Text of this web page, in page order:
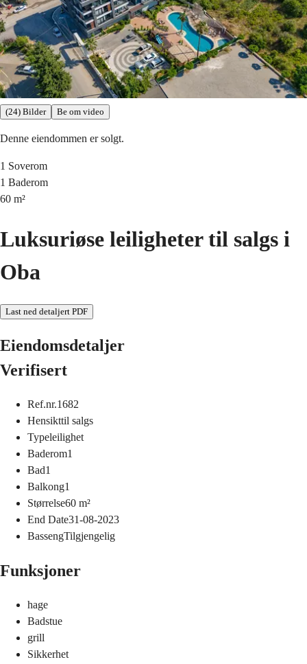
(24) Bilder Be om video
Denne eiendommen er solgt.
1 Soverom
1 Baderom
60 m²
Luksuriøse leiligheter til salgs i
Oba
Last ned detaljert PDF
Eiendomsdetaljer
Verifisert
Ref.nr.1682
Hensikttil salgs
Typeleilighet
Baderom1
Bad1
Balkong1
Størrelse60 m²
End Date31-08-2023
BassengTilgjengelig
Funksjoner
hage
Badstue
grill
Sikkerhet